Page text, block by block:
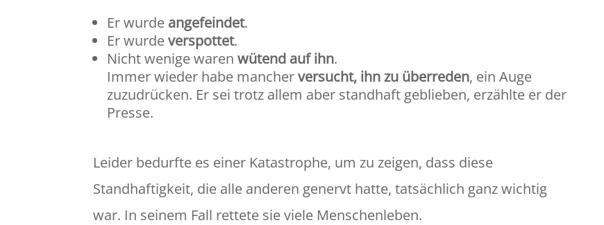
Er wurde angefeindet.
Er wurdeverspottet.
Nicht wenige warenwütend auf ihn.
Immer wieder habe mancherversucht, ihn zu überreden, ein Auge
zuzudrücken. Er sei trotz allem aber standhaft geblieben, erzählte er der
Presse.
Leider bedurfte es einer Katastrophe, um zu zeigen, dass diese
Standhaftigkeit, die alle anderen genervt hatte, tatsächlich ganz wichtig
war. In seinem Fall rettete sie viele Menschenleben.